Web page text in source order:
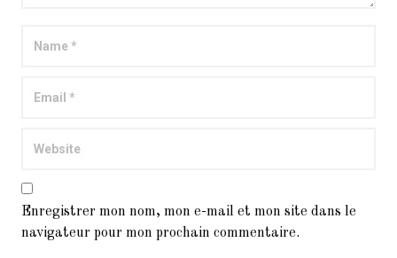
Enregistrer mon nom, mon e-mail et mon site dans le
navigateur pour mon prochain commentaire.